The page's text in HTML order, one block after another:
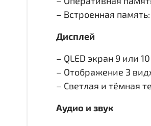
– Встроенная
Дисплей
– QLED экран 9 или
– Отображение 3
– Светлая и тёмная
Аудио и звук